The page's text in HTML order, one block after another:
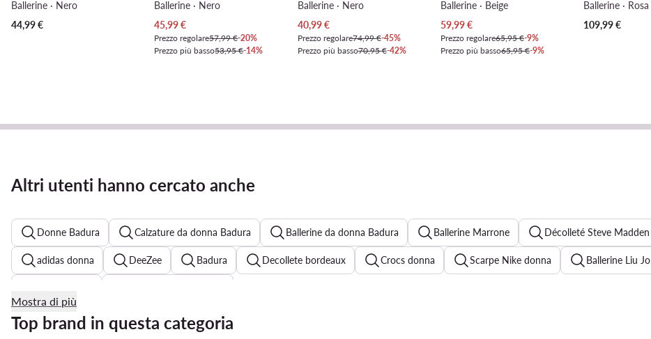
Ballerine · Nero
44,99€
Ballerine · Nero
Prezzo attuale
45,99€
Prezzo regolare57,99 €-20%
Prezzo più basso53,95 €-14%
Ballerine · Nero
Prezzo attuale
40,99€
Prezzo regolare74,99 €-45%
Prezzo più basso70,95 €-42%
Ballerine · Beige
Prezzo attuale
59,99€
Prezzo regolare65,95 €-9%
Prezzo più basso65,95 €-9%
Ballerine · Rosa
109,99€
Altri utenti hanno cercato anche
Donne Badura Calzature da donna Badura Ballerine da donna Badura Ballerine Marrone Décolleté Steve Madden
adidas donna DeeZee Badura Decollete bordeaux Crocs donna Scarpe Nike donna Ballerine Liu Jo
Scarpe Guess donna Sneakers donna beige
Mostra di più
Top brand in questa categoria